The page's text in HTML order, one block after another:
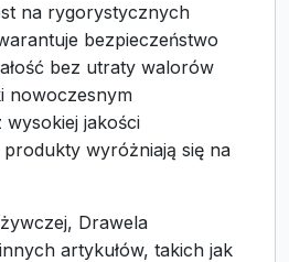
na rygorystycznych
bezpieczeństwo
bez utraty walorów
nowoczesnym
jakości
produkty wyróżniają się na
Drawela
artykułów, takich jak